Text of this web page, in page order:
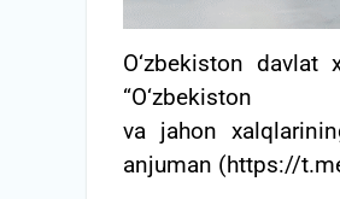
O‘zbekiston davlat
“О‘zbekiston
va jahon
anjuman (https://